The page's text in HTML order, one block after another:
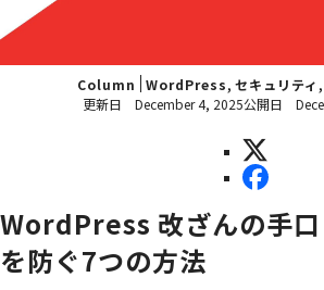
Column WordPress, セキュリティ ,
更新日
December 4, 2025公開日
WordPress 改ざんの手
を防ぐ7つの方法